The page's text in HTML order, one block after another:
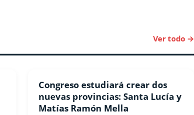
Ver todo →
NACIONALES
Congreso estudiará crear dos
nuevas provincias: Santa Lucía y
Matías Ramón Mella